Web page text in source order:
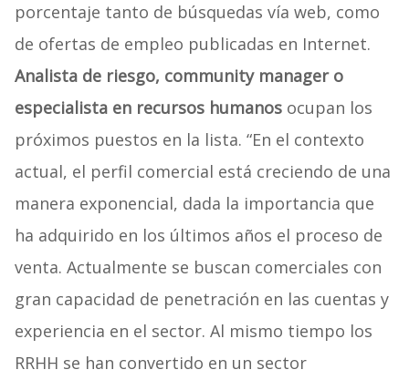
porcentaje tanto de búsquedas vía web, como
de ofertas de empleo publicadas en Internet.
Analista de riesgo, community manager o
especialista en recursos humanosocupan los
próximos puestos en la lista. “En el contexto
actual, el perfil comercial está creciendo de una
manera exponencial, dada la importancia que
ha adquirido en los últimos años el proceso de
venta. Actualmente se buscan comerciales con
gran capacidad de penetración en las cuentas y
experiencia en el sector. Al mismo tiempo los
RRHH se han convertido en un sector